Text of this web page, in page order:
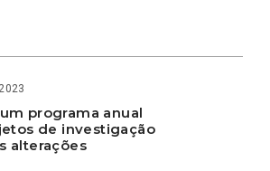
programa anual
de investigação
alterações